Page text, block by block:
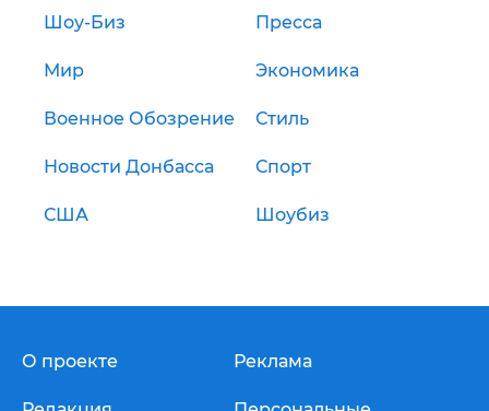
Шоу-Биз Пресса
Мир Экономика
Военное Обозрение Стиль
Новости Донбасса Спорт
США Шоубиз
О проекте Реклама